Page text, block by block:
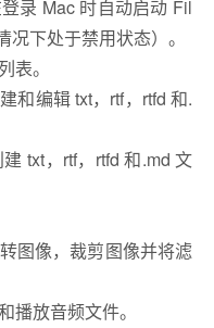
录 Mac 时自动启动 Fil
下处于禁用状态）。
表。
和编辑 txt，rtf，rtfd 和.
txt，rtf，rtfd 和.md 文
图像，裁剪图像并将滤
播放音频文件。